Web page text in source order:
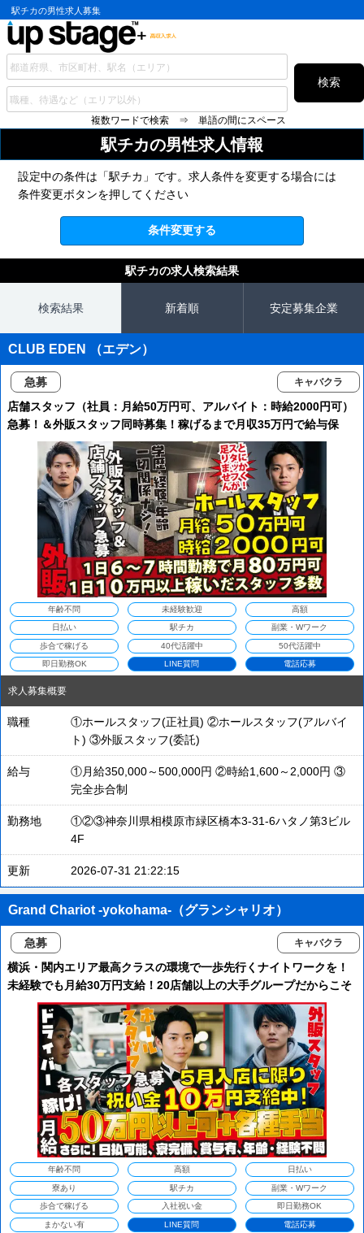
駅チカの男性求人募集
検索
複数ワードで検索 ⇒ 単語の間にスペース
駅チカの男性求人情報
設定中の条件は「駅チカ」です。求人条件を変更する場合には
条件変更ボタンを押してください
条件変更する
駅チカの求人検索結果
検索結果 新着順 安定募集企業
CLUB EDEN （エデン）
急募 キャバクラ
店舗スタッフ（社員：月給50万円可、アルバイト：時給2000円可）
急募！＆外販スタッフ同時募集！稼げるまで月収35万円で給与保
証！橋本近郊でお仕事を探している方必見！未経験の方でもしっか
りと稼げます！
年齢不問 未経験歓迎 高額
日払い 駅チカ 副業・Wワーク
歩合で稼げる 40代活躍中 50代活躍中
即日勤務OK LINE質問 電話応募
求人募集概要
職種
①ホールスタッフ(正社員) ②ホールスタッフ(アルバイ
ト) ③外販スタッフ(委託)
給与
①月給350,000～500,000円 ②時給1,600～2,000円 ③
完全歩合制
勤務地
①②③神奈川県相模原市緑区橋本3-31-6ハタノ第3ビル
4F
更新 2026-07-31 21:22:15
Grand Chariot -yokohama-（グランシャリオ）
急募 キャバクラ
横浜・関内エリア最高クラスの環境で一歩先行くナイトワークを！
未経験でも月給30万円支給！20店舗以上の大手グループだからこそ
の安定感！ノルマ・ペナルティ一切なし！あなたの輝ける場所がこ
こにあります！
年齢不問 高額 日払い
寮あり 駅チカ 副業・Wワーク
歩合で稼げる 入社祝い金 即日勤務OK
まかない有 LINE質問 電話応募